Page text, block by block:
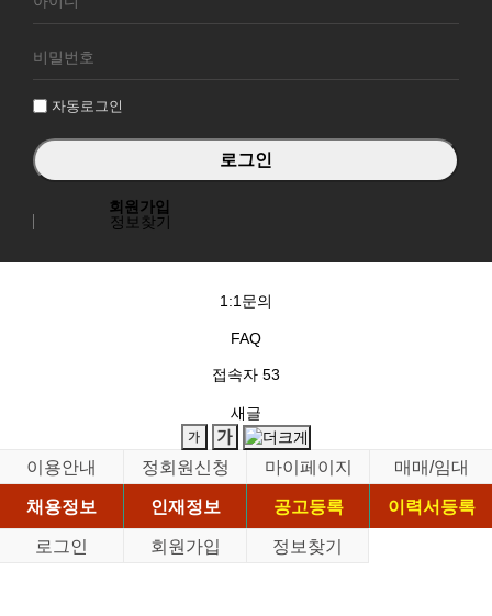
원
그
자동로그인
회원가입
정보찾기
1:1문의
FAQ
접속자 53
새글
이용안내 정회원신청 마이페이지
매매/임대
채용정보
인재정보 공고등록
이력서등록
로그인
회원가입 정보찾기